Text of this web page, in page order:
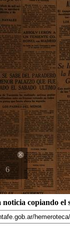
6
noticia copiando el